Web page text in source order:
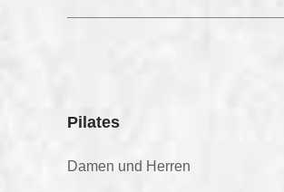
Pilates
Damen und Herren